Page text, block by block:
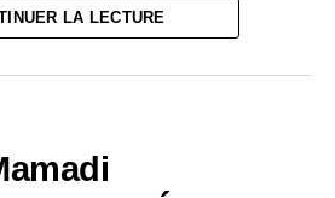
opération, les autorités
ainsi que le Centre
le terrorisme. Cette coordination a
libérer les otages dans une zone
LA LECTURE